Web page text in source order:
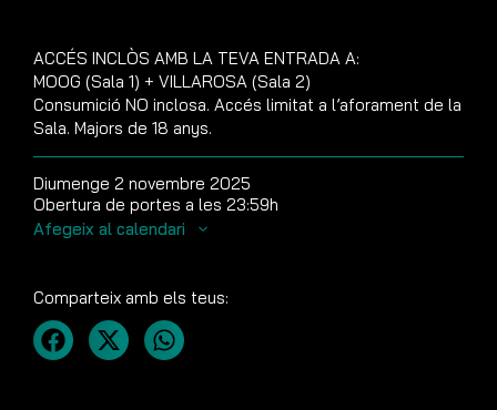
ACCÉS INCLÒS AMB LA TEVA ENTRADA A:
MOOG (Sala 1) + VILLAROSA (Sala 2)
Consumició NO inclosa. Accés limitat a l’aforament de la
Sala. Majors de 18 anys.
Diumenge 2 novembre 2025
Obertura de portes a les 23:59h
Afegeix al calendari
Comparteix amb els teus: